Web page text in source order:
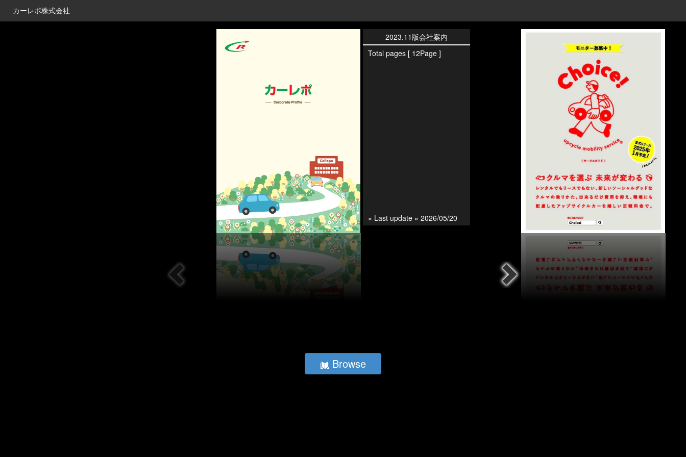
カーレポ株式会社
2023.11版会社案内
Total pages [ 12Page ]
« Last update » 2026/05/20
Browse